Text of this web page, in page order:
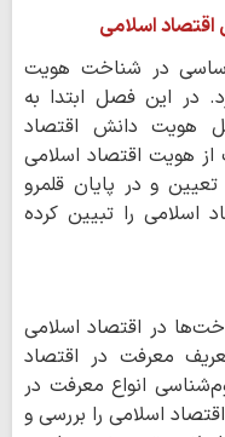
اسلامی
در شناخت هویت
در این فصل ابتدا به
هویت دانش اقتصاد
هویت اقتصاد اسلامی
و در پایان قلمرو
را تبیین کرده
در اقتصاد اسلامی
معرفت در اقتصاد
انواع معرفت در
اسلامی را بررسی و